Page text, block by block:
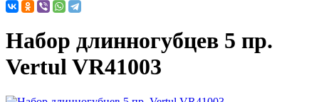
Набор длинногубцев 5 пр.
Vertul VR41003